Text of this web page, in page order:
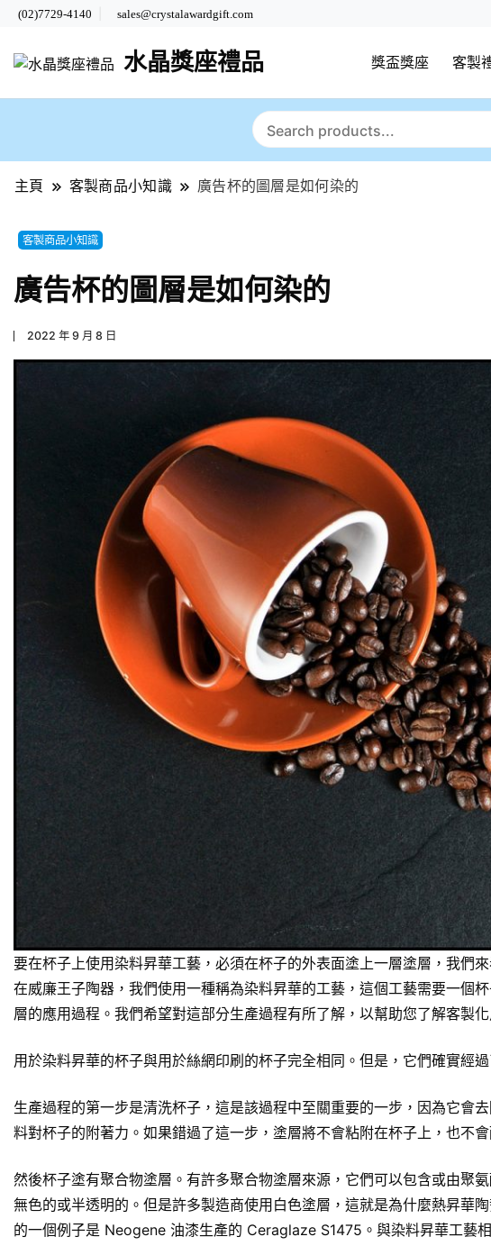
(02)7729-4140 sales@crystalawardgift.com
水晶獎座禮品 獎盃獎座 客製
主頁 客製商品小知識 廣告杯的圖層是如何染的
客製商品小知識
廣告杯的圖層是如何染的
2022 年 9 月 8 日
要在杯子上使用染料昇華工藝，必須在杯子的外表面塗上一層塗層，我們
在威廉王子陶器，我們使用一種稱為染料昇華的工藝，這個工藝需要一個
層的應用過程。我們希望對這部分生產過程有所了解，以幫助您了解客製化
用於染料昇華的杯子與用於絲網印刷的杯子完全相同。但是，它們確實經
生產過程的第一步是清洗杯子，這是該過程中至關重要的一步，因為它會
料對杯子的附著力。如果錯過了這一步，塗層將不會粘附在杯子上，也不會
然後杯子塗有聚合物塗層。有許多聚合物塗層來源，它們可以包含或由聚
無色的或半透明的。但是許多製造商使用白色塗層，這就是為什麼熱昇華
的一個例子是 Neogene 油漆生產的 Ceraglaze S1475。與染料昇華工藝